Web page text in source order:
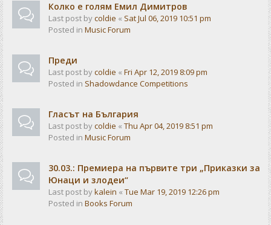
Колко е голям Емил Димитров
Last post bycoldie « Sat Jul 06, 2019 10:51 pm
Posted in Music Forum
Преди
Last post bycoldie « Fri Apr 12, 2019 8:09 pm
Posted in Shadowdance Competitions
Гласът на България
Last post bycoldie « Thu Apr 04, 2019 8:51 pm
Posted in Music Forum
30.03.: Премиера на първите три „Приказки за
Юнаци и злодеи“
Last post bykalein « Tue Mar 19, 2019 12:26 pm
Posted in Books Forum